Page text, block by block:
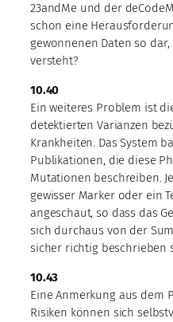
23andMe und der
schon eine
gewonnenen Daten so
versteht?
10.40
Ein weiteres Problem ist
detektierten Varianzen
Krankheiten. Das System
Publikationen, die diese
Mutationen beschreiben.
gewisser Marker oder ein
angeschaut, so dass das
sich durchaus von der
sicher richtig beschrieben
10.43
Eine Anmerkung aus dem
Risiken können sich